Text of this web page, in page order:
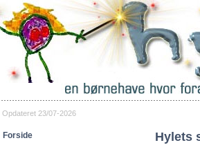
Opdateret 23/07-2026
Forside
Hylets